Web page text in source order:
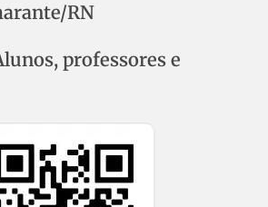
RN
professores e